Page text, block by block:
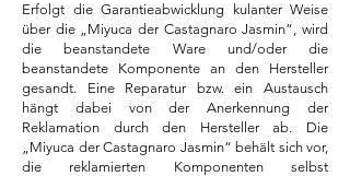
Erfolgt die Garantieabwicklung kulanter Weise
über die „Miyuca der Castagnaro Jasmin“, wird
die beanstandete Ware und/oder die
beanstandete Komponente an den Hersteller
gesandt. Eine Reparatur bzw. ein Austausch
hängt dabei von der Anerkennung der
Reklamation durch den Hersteller ab. Die
„Miyuca der Castagnaro Jasmin“ behält sich vor,
die reklamierten Komponenten selbst